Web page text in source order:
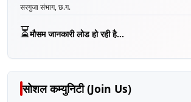
सरगुजा संभाग, छ.ग.
⏳मौसम जानकारी लोड हो रही है...
सोशल कम्युनिटी (Join Us)